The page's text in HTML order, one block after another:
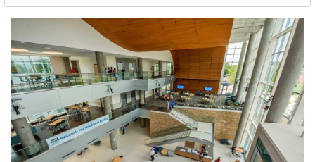
University of Sheffield※
【University】イングランド 中部
〇 〇
University of Sussex ※
【University】ブライトン
〇 〇
James Cook University
【University】クイーンズランド州
〇 〇
Monash University
【University】ビクトリア州
○ ○
Murdoch University
【University】西オーストラリア州
× 〇
Swinburne University of Technology※
【University】ビクトリア州
〇